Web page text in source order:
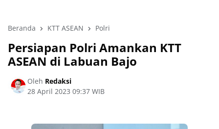
Beranda KTT ASEAN Polri
Persiapan Polri Amankan KTT
ASEAN di Labuan Bajo
Oleh Redaksi
28 April 2023 09:37 WIB